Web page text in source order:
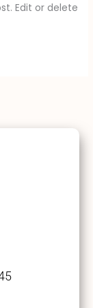
Edit or delete